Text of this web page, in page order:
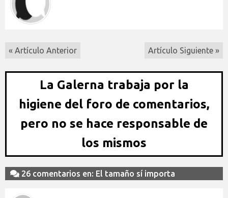
« Artículo Anterior Artículo Siguiente »
La Galerna trabaja por la
higiene del foro de comentarios,
pero no se hace responsable de
los mismos
26 comentarios en: El tamaño sí importa